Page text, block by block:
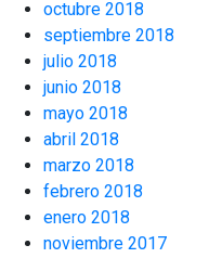
octubre 2018
septiembre 2018
julio 2018
junio 2018
mayo 2018
abril 2018
marzo 2018
febrero 2018
enero 2018
noviembre 2017